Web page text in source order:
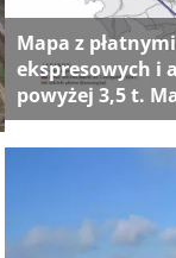
Mapa z
ekspresowych i
powyżej 3,5 t.